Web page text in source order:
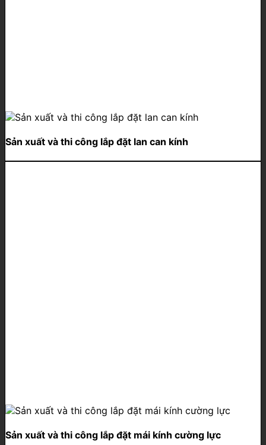
Sản xuất và thi công lắp đặt lan can kính
Sản xuất và thi công lắp đặt mái kính cường lực